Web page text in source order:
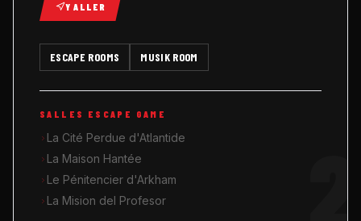
Y ALLER
ESCAPE ROOMS MUSIK ROOM
SALLES ESCAPE GAME
La Cité Perdue d'Atlantide
La Maison Hantée
Le Pénitencier d'Arkham
La Mision del Profesor